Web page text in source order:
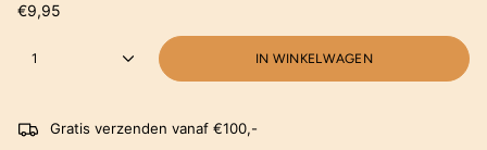
€9,95
1 IN WINKELWAGEN
Gratis verzenden vanaf €100,-